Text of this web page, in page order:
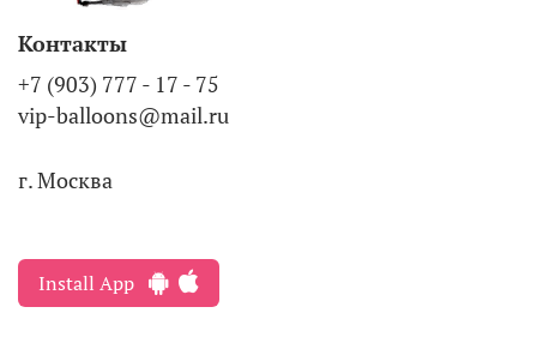
Контакты
+7 (903) 777 - 17 - 75
vip-balloons@mail.ru
г. Москва
Install App